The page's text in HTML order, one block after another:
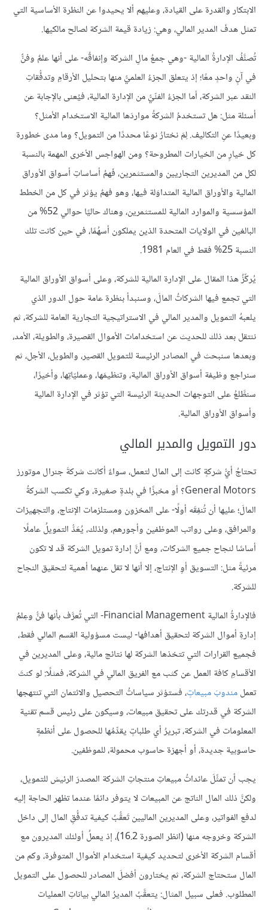
الابتكار والقدرة على القيادة، وعليهم ألا يحيدوا عن النظرة الأساسية التي
تمثل هدفَ المدير المالي، وهي: زيادة قيمة الشركة لصالح مالكيها.
تُصنَّفُ الإدارةُ المالية -وهي جمعُ مالِ الشركة وإنفاقُه- على أنها علمٌ وفنٌّ
في آنٍ واحدٍ معًا؛ إذ يتعلق الجزءُ العلميُّ منها بتحليل الأرقامِ وتدفُّقاتِ
النقد عبر الشركة، أما الجزءُ الفنّيُّ من الإدارة المالية، فيُعنى بالإجابة عن
أسئلة مثل: هل تستخدمُ الشركةُ مواردَها المالية الاستخدام الأمثل؟
وبعيدًا عنِ التكاليف. لِمَ نختارُ نوعًا محددًا من التمويل؟ وما مدى خطورة
كل خيارٍ من الخيارات المطروحة؟ ومن الهواجس الأخرى المهمة بالنسبة
لكل من المديرين التجاريين والمستثمرين، فَهمُ أساساتِ أسواق الأوراق
المالية والأوراق المالية المتداوَلة فيها، وهو فهمٌ يؤثر في كل من الخطط
المؤسسية والموارد المالية للمستثمرين، وهناك حاليًا حوالي 52% من
البالغين في الولايات المتحدة الذين يملكون أسهُمًا، في حين كانت تلك
النسبة 25% فقط في العام 1981.
يُركِّزُ هذا المقال على الإدارة المالية للشركة، وعلى أسواق الأوراق المالية
التي تجمع فيها الشركاتُ المالَ، وسنبدأ بنظرة عامة حول الدور الذي
يلعبهُ التمويل والمدير المالي في الاستراتيجية التجارية العامة للشركة، ثم
ننتقل بعد ذلك للحديث عن استخدامات الأموال القصيرة، والطويلة، الأمد،
وبعدها سنبحث في المصادر الرئيسة للتمويل القصير، والطويل، الأجل، ثم
سنراجع وظيفة أسواق الأوراق المالية، وتنظيمَها، وعمليّاتِها، وأخيرًا،
سنطَّلعُ على التوجهات الحديثة الرئيسة التي تؤثر في الإدارة المالية
وأسواق الأوراق المالية.
دور التمويل والمدير المالي
تحتاجُ أيُّ شركةٍ كانت إلى المال لتعمل، سواءٌ أكانت شركةَ جنرال موتورز
General Motors؟ أو مخبزًا في بلدةٍ صغيرة، وكي تكسب الشركةُ
المالَ؛ عليها أن تُنفِقَه أولًا- على المخزون ومستلزمات الإنتاج، والتجهيزات
والمرافق، وعلى رواتب الموظفين وأجورهم، ولذلك، يُعَدُّ التمويلُ عاملًا
أساسًا لنجاح جميع الشركات، ومع أنَّ إدارة تمويل الشركة قد لا تكون
مرئيةً مثل: التسويق أوِ الإنتاج، إلا أنها لا تقل عنهما أهمية لتحقيق النجاح
للشركة.
فالإدارةُ المالية Financial Management- التي تُعرَّف بأنها فنُّ وعِلمُ
إدارةِ أموال الشركة لتحقيق أهدافها- ليست مسؤولية القسم المالي فقط،
فجميع القرارات التي تتخذها الشركة لها نتائج مالية، وعلى المديرين في
الأقسامِ كافة العمل عن كثب مع الفريق المالي في الشركة، فمثلًا: لو كنتَ
تعملمندوبَ مبيعاتٍ، فستؤثر سياساتُ التحصيل والائتمان التي تنتهجها
الشركة في قدرتك على تحقيق مبيعات، وسيكون على رئيس قسم تقنية
المعلومات في الشركة، تبريرُ أي طلباتٍ يقدِّمُها للحصول على أنظمةٍ
حاسوبية جديدة، أو أجهزة حاسوب محمولة، للموظفين.
يجب أن تمثِّلَ عائداتُ مبيعاتِ منتجاتِ الشركة المصدرَ الرئيسَ للتمويل،
ولكنَّ ذلك المال الناتج عن المبيعات لا يتوفر دائمًا عندما تظهر الحاجة إليه
لدفع الفواتير، وعلى المديرين الماليين تَعقُّبُ كيفية تدفُّقِ المال إلى داخل
الشركة وخروجه منها (انظر الصورة 16.2)، إذ يعملُ أولئك المديرون مع
أقسام الشركة الأخرى لتحديد كيفية استخدام الأموال المتوفرة، وكم من
المال ستحتاج الشركة، ثم يختارون أفضلَ المصادر للحصول على التمويل
المطلوب. فعلى سبيل المثال: يتعقَّبُ المديرُ المالي بياناتِ العمليات